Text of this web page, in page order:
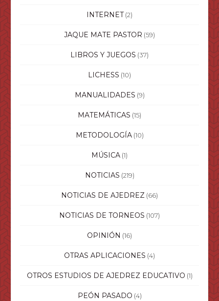
INTERNET(2)
JAQUE MATE PASTOR (59)
LIBROS Y JUEGOS (37)
LICHESS (10)
MANUALIDADES (9)
MATEMÁTICAS (15)
METODOLOGÍA(10)
MÚSICA (1)
NOTICIAS (219)
NOTICIAS DE AJEDREZ (66)
NOTICIAS DE TORNEOS (107)
OPINIÓN (16)
OTRAS APLICACIONES (4)
OTROS ESTUDIOS DE AJEDREZ EDUCATIVO (1)
PEÓN PASADO (4)